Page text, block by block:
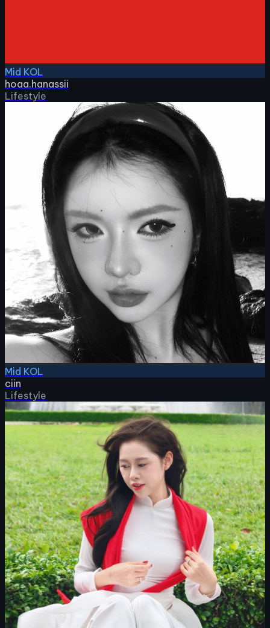
Mid KOL
hoaa.hanassii
Lifestyle
Mid KOL
ciin
Lifestyle